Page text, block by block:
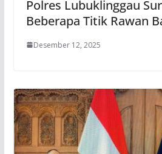
Polres Lubuklinggau
Beberapa Titik Rawan
Desember 12, 2025